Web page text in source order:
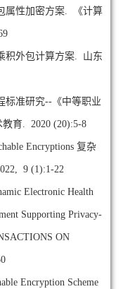
属性加密方案. 《计算
积外包计算方案. 山东
标准研究--《中等职业
育. 2020 (20):5-8
Encryptions 复杂
9 (1):1-22
Electronic Health
Supporting Privacy-
ON
Encryption Scheme